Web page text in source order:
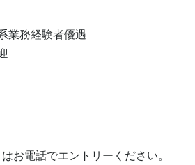
業務経験者優遇
お電話でエントリーください。